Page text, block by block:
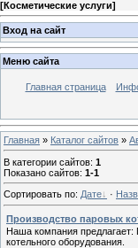
[Косметические услуги]
Вход на сайт
Меню сайта
Главная страница
Главная » Каталог сайтов »
В категории сайтов: 1
Показано сайтов: 1-1
Сортировать по: Дате ·
Производство паровых
Наша компания
котельного оборудования.